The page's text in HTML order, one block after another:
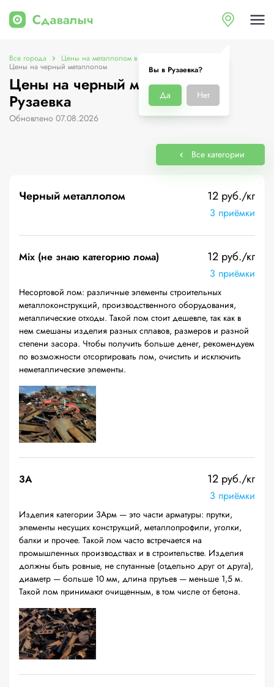
Вы в Рузаевка?
Да Нет
Все города Цены на металлолом в Рузаевка
Цены на черный металлолом
Цены на черный металлолом в
Рузаевка
Обновлено 07.08.2026
Все категории
Черный металлолом 12 руб./кг
3 приёмки
Mix (не знаю категорию лома) 12 руб./кг
3 приёмки
Несортовой лом: различные элементы строительных
металлоконструкций, производственного оборудования,
металлические отходы. Такой лом стоит дешевле, так как в
нем смешаны изделия разных сплавов, размеров и разной
степени засора. Чтобы получить больше денег, рекомендуем
по возможности отсортировать лом, очистить и исключить
неметаллические элементы.
3А 12 руб./кг
3 приёмки
Изделия категории 3Арм — это части арматуры: прутки,
элементы несущих конструкций, металлопрофили, уголки,
балки и прочее. Такой лом часто встречается на
промышленных производствах и в строительстве. Изделия
должны быть ровные, не спутанные (отдельно друг от друга),
диаметр — больше 10 мм, длина прутьев — меньше 1,5 м.
Такой лом принимают очищенным, в том числе от бетона.